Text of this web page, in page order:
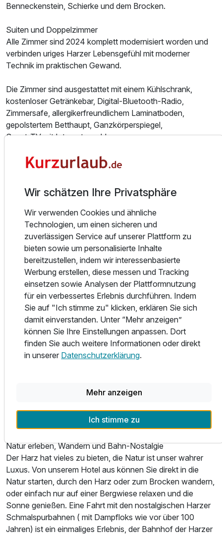
Zusatznächte
Benneckenstein, Schierke und dem Brocken.
Suiten und Doppelzimmer
Alle Zimmer sind 2024 komplett modernisiert worden und
verbinden uriges Harzer Lebensgefühl mit moderner
Technik im praktischen Gewand.
Die Zimmer sind ausgestattet mit einem Kühlschrank,
kostenloser Getränkebar, Digital-Bluetooth-Radio,
Zimmersafe, allergikerfreundlichem Laminatboden,
gepolstertem Betthaupt, Ganzkörperspiegel,
Smart-TV mit Internetanschluss.
Kosmetikspiegel, Handtuchheizung, ebenerdige Dusche,
Im gesamten Haus steht Ihnen Highspeed-Wlan kostenlos
zur Verfügung.
Gastronomie und Wellness
Zum Hotel gehört ein gemütliches Restaurant mit Kamin
und Außenplätzen im Sommer. Hier genießen Sie Ihr
Frühstück, Kaffee und Kuchen oder auch unsere
herzhaften harztypischen Gerichte.
Für Hotelgäste halten wir auch einen eigenen
Wellnessbereich vor mit Dampf- und finnischer Sauna.
Abendessen im Hotel „Zum Sonnenhof“
Zum Abendessen begrüßen wir Sie gern in unserem
gemütlichen Restaurant. Wir haben täglich von 17.30 –
21.00 Uhr geöffnet.
Es erwarten Sie eine kleiner Gruß aus der Küche eine
Vorspeise, 2 Hauptgängen zur Auswahl, ein Dessert und
ein typisch Harzer Kräuterlikör.
Natur erleben, Wandern und Bahn-Nostalgie
Der Harz hat vieles zu bieten, die Natur ist unser wahrer
Luxus. Von unserem Hotel aus können Sie direkt in die
Natur starten, durch den Harz oder zum Brocken wandern,
oder einfach nur auf einer Bergwiese relaxen und die
Sonne genießen. Eine Fahrt mit den nostalgischen Harzer
Schmalspurbahnen ( mit Dampfloks wie vor über 100
Jahren) ist ein einmaliges Erlebnis, der Bahnhof der Harzer
Wir schätzen Ihre Privatsphäre
Wir verwenden Cookies und ähnliche
Technologien, um einen sicheren und
zuverlässigen Service auf unserer Plattform zu
bieten sowie um personalisierte Inhalte
bereitzustellen, indem wir interessenbasierte
Werbung erstellen, diese messen und Tracking
einsetzen sowie Analysen der Plattformnutzung
für ein verbessertes Erlebnis durchführen. Indem
Sie auf "Ich stimme zu" klicken, erklären Sie sich
damit einverstanden. Unter “Mehr anzeigen”
können Sie Ihre Einstellungen anpassen. Dort
finden Sie auch weitere Informationen oder direkt
in unserer Datenschutzerklärung.
Mehr anzeigen
Ich stimme zu